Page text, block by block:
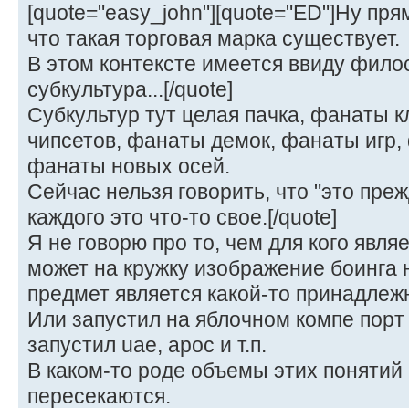
[quote="easy_john"][quote="ED"]Ну
что такая торговая марка существует.
В этом контексте имеется ввиду
субкультура...[/quote]
Субкультур тут целая пачка, фанаты
чипсетов, фанаты демок, фанаты
фанаты новых осей.
Сейчас нельзя говорить, что "это
каждого это что-то свое.[/quote]
Я не говорю про то, чем для кого
может на кружку изображение боинга
предмет является какой-то
Или запустил на яблочном компе
запустил uae, арос и т.п.
В каком-то роде объемы этих
пересекаются.